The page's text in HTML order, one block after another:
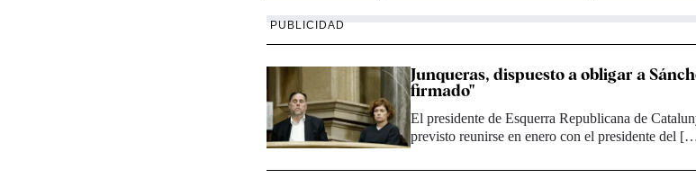
PUBLICIDAD
Junqueras, dispuesto a obligar a
firmado"
El presidente de Esquerra Republicana de
previsto reunirse en enero con el presidente del